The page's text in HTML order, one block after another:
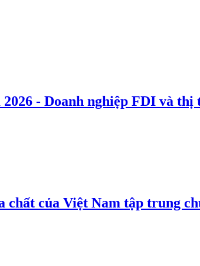
- Doanh nghiệp FDI và
chất của Việt Nam tập trung